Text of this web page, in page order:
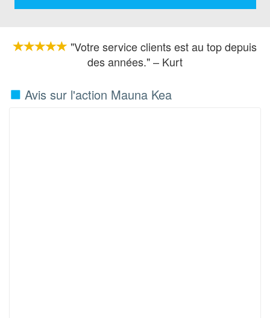
"Votre service clients est au top depuis
des années." – Kurt
Avis sur l'action Mauna Kea